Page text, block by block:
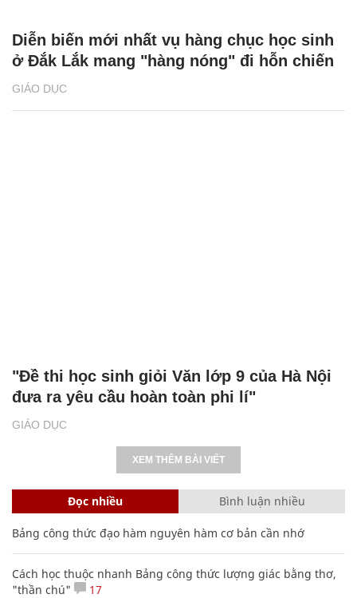
GIÁO DỤC
Diễn biến mới nhất vụ hàng chục học sinh
ở Đắk Lắk mang "hàng nóng" đi hỗn chiến
GIÁO DỤC
"Đề thi học sinh giỏi Văn lớp 9 của Hà Nội
đưa ra yêu cầu hoàn toàn phi lí"
XEM THÊM BÀI VIẾT
Đọc nhiều Bình luận nhiều
Bảng công thức đạo hàm nguyên hàm cơ bản cần nhớ
Cách học thuộc nhanh Bảng công thức lượng giác bằng thơ,
"thần chú"
17